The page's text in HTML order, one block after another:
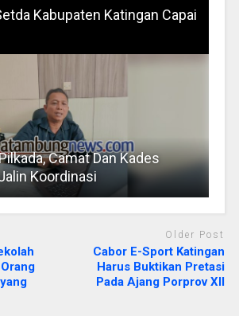
Kabupaten Katingan Capai
Camat Dan Kades
Koordinasi
Older Post
Cabor E-Sport Katingan
Harus Buktikan Pretasi
Pada Ajang Porprov XII